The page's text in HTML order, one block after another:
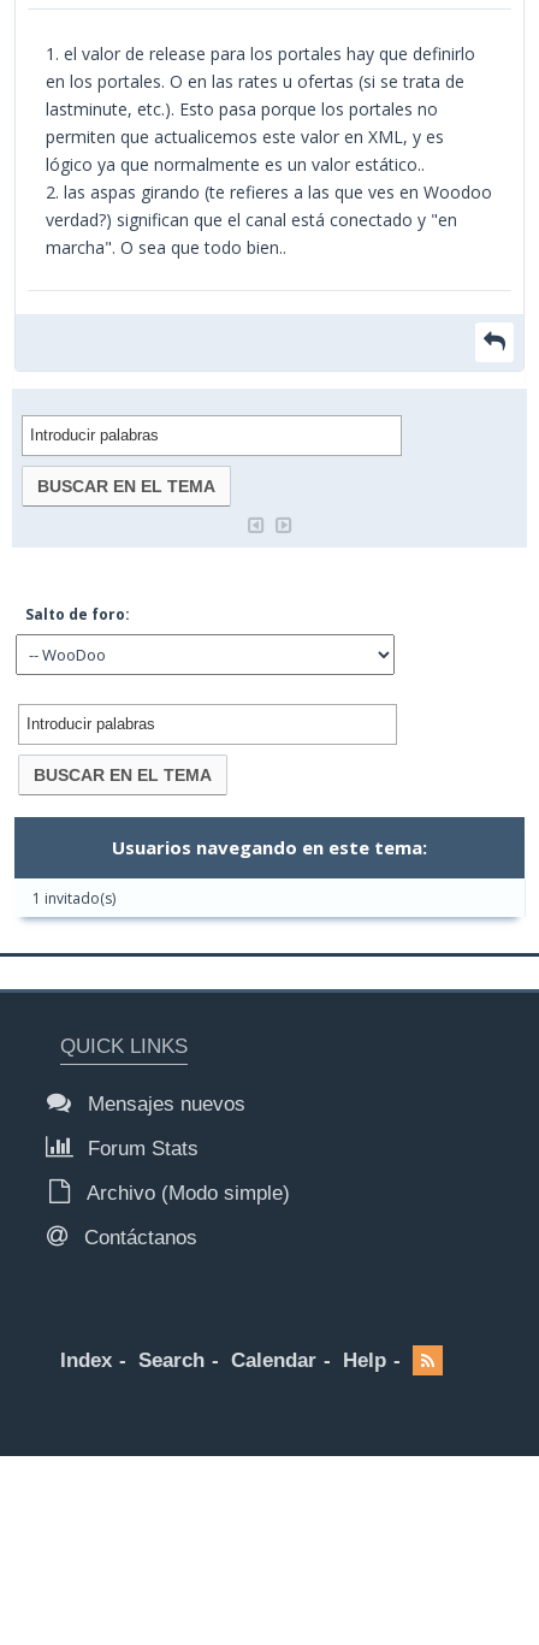
1. el valor de release para los portales hay que definirlo
en los portales. O en las rates u ofertas (si se trata de
lastminute, etc.). Esto pasa porque los portales no
permiten que actualicemos este valor en XML, y es
lógico ya que normalmente es un valor estático..
2. las aspas girando (te refieres a las que ves en Woodoo
verdad?) significan que el canal está conectado y "en
marcha". O sea que todo bien..
Salto de foro:
Usuarios navegando en este tema:
1 invitado(s)
QUICK LINKS
Mensajes nuevos
Forum Stats
Archivo (Modo simple)
Contáctanos
Index Search Calendar Help